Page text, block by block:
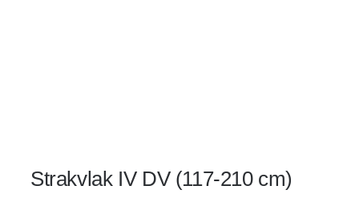
Strakvlak IV DV (117-210 cm)